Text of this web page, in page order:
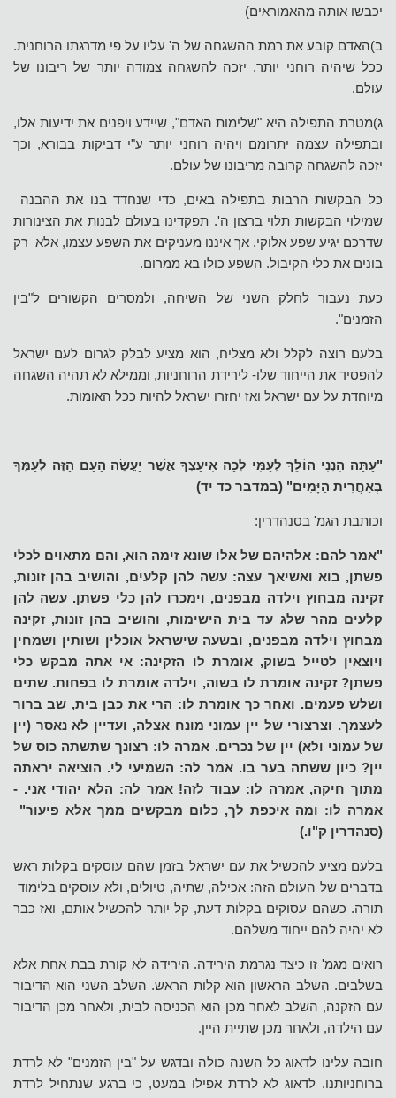
יכבשו אותה מהאמוראים)
ב)האדם קובע את רמת ההשגחה של ה' עליו על פי מדרגתו הרוחנית.
ככל שיהיה רוחני יותר, יזכה להשגחה צמודה יותר של ריבונו של
עולם.
ג)מטרת התפילה היא "שלימות האדם", שיידע ויפנים את ידיעות אלו,
ובתפילה עצמה יתרומם ויהיה רוחני יותר ע"י דביקות בבורא, וכך
יזכה להשגחה קרובה מריבונו של עולם.
כל הבקשות הרבות בתפילה באים, כדי שנחדד בנו את ההבנה
שמילוי הבקשות תלוי ברצון ה'. תפקדינו בעולם לבנות את הצינורות
שדרכם יגיע שפע אלוקי. אך איננו מעניקים את השפע עצמו, אלא רק
בונים את כלי הקיבול. השפע כולו בא ממרום.
כעת נעבור לחלק השני של השיחה, ולמסרים הקשורים ל"בין
הזמנים".
בלעם רוצה לקלל ולא מצליח, הוא מציע לבלק לגרום לעם ישראל
להפסיד את הייחוד שלו- לירידת הרוחניות, וממילא לא תהיה השגחה
מיוחדת על עם ישראל ואז יחזרו ישראל להיות ככל האומות.
"עַתָּה הִנְנִי הוֹלֵךְ לְעַמִּי לְכָה אִיעָצְךָ אֲשֶׁר יַעֲשֶׂה הָעָם הַזֶּה לְעַמְּךָ
בְּאַחֲרִית הַיָּמִים" (במדבר כד יד)
וכותבת הגמ' בסנהדרין:
"אמר להם: אלהיהם של אלו שונא זימה הוא, והם מתאוים לכלי
פשתן, בוא ואשיאך עצה: עשה להן קלעים, והושיב בהן זונות,
זקינה מבחוץ וילדה מבפנים, וימכרו להן כלי פשתן. עשה להן
קלעים מהר שלג עד בית הישימות, והושיב בהן זונות, זקינה
מבחוץ וילדה מבפנים, ובשעה שישראל אוכלין ושותין ושמחין
ויוצאין לטייל בשוק, אומרת לו הזקינה: אי אתה מבקש כלי
פשתן? זקינה אומרת לו בשוה, וילדה אומרת לו בפחות. שתים
ושלש פעמים. ואחר כך אומרת לו: הרי את כבן בית, שב ברור
לעצמך. וצרצורי של יין עמוני מונח אצלה, ועדיין לא נאסר (יין
של עמוני ולא) יין של נכרים. אמרה לו: רצונך שתשתה כוס של
יין? כיון ששתה בער בו. אמר לה: השמיעי לי. הוציאה יראתה
מתוך חיקה, אמרה לו: עבוד לזה! אמר לה: הלא יהודי אני. -
אמרה לו: ומה איכפת לך, כלום מבקשים ממך אלא פיעור"
(סנהדרין ק"ו.)
בלעם מציע להכשיל את עם ישראל בזמן שהם עוסקים בקלות ראש
בדברים של העולם הזה: אכילה, שתיה, טיולים, ולא עוסקים בלימוד
תורה. כשהם עסוקים בקלות דעת, קל יותר להכשיל אותם, ואז כבר
לא יהיה להם ייחוד משלהם.
רואים מגמ' זו כיצד נגרמת הירידה. הירידה לא קורת בבת אחת אלא
בשלבים. השלב הראשון הוא קלות הראש. השלב השני הוא הדיבור
עם הזקנה, השלב לאחר מכן הוא הכניסה לבית, ולאחר מכן הדיבור
עם הילדה, ולאחר מכן שתיית היין.
חובה עלינו לדאוג כל השנה כולה ובדגש על "בין הזמנים" לא לרדת
ברוחניותנו. לדאוג לא לרדת אפילו במעט, כי ברגע שנתחיל לרדת